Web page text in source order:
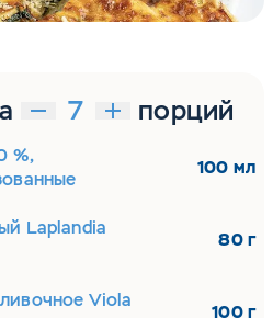
порций
%,
100 мл
Laplandia
80 г
Viola
100 г